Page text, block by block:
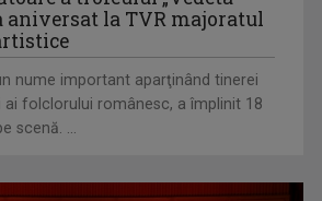
din Bulgaria
aniversat la TVR majoratul
nume important aparţinând tinerei
ai folclorului românesc, a împlinit 18
scenă. ...